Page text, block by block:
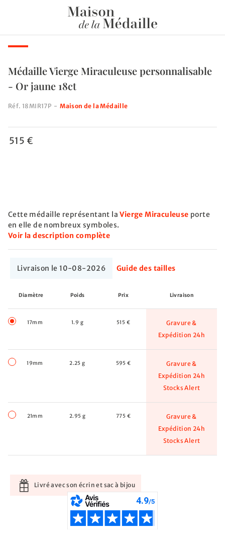
Médaille Vierge Miraculeuse personnalisable
- Or jaune 18ct
Réf. 18MIR17P -Maison de la Médaille
515 €
Cette médaille représentant laVierge Miraculeuse porte
en elle de nombreux symboles.
Voir la description complète
Livraison le 10-08-2026 Guide des tailles
Diamètre Poids Prix Livraison
17mm 1.9 g 515 €
Gravure &
Expédition 24h
19mm 2.25 g 595 €
Gravure &
Expédition 24h
Stocks Alert
21mm 2.95 g 775 €
Gravure &
Expédition 24h
Stocks Alert
Livré avec son écrin et sac à bijou